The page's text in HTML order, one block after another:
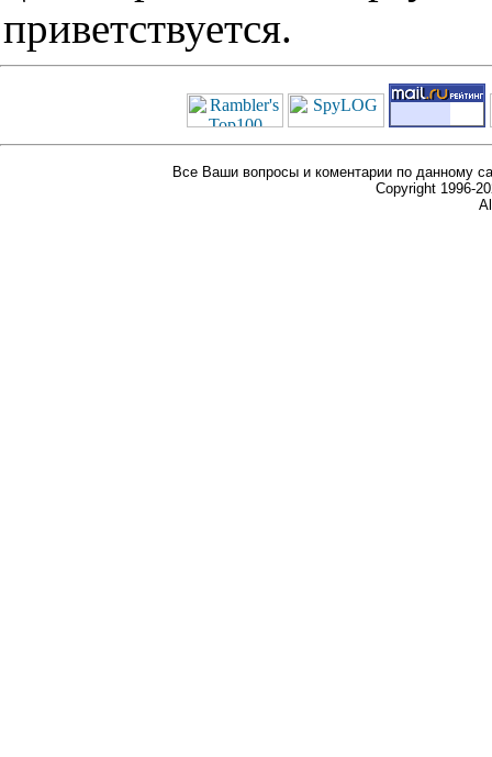
приветствуется.
Все Ваши вопросы и коментарии по данному
Copyright 1996-